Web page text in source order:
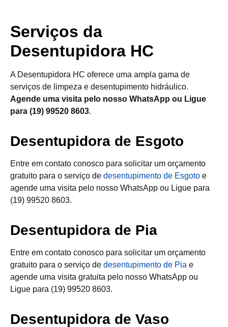
Serviços da
Desentupidora HC
A Desentupidora HC oferece uma ampla gama de
serviços de limpeza e desentupimento hidráulico.
Agende uma visita pelo nosso WhatsApp ou Ligue
para (19) 99520 8603.
Desentupidora de Esgoto
Entre em contato conosco para solicitar um orçamento
gratuito para o serviço de desentupimento de Esgoto e
agende uma visita pelo nosso WhatsApp ou Ligue para
(19) 99520 8603.
Desentupidora de Pia
Entre em contato conosco para solicitar um orçamento
gratuito para o serviço de desentupimento de Pia e
agende uma visita gratuita pelo nosso WhatsApp ou
Ligue para (19) 99520 8603.
Desentupidora de Vaso